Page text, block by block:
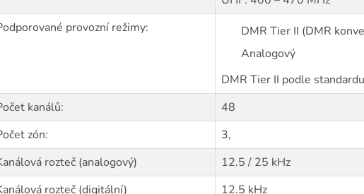
provozní režimy:
DMR Tier II (DMR
Analogový
DMR Tier II podle
kanálů:
48
zón:
3,
rozteč (analogový)
12.5 / 25 kHz
rozteč (digitální)
12.5 kHz